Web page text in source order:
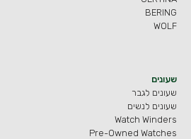
BERING
WOLF
שעונים
שעונים לגבר
שעונים לנשים
Watch Winders
Pre-Owned Watches